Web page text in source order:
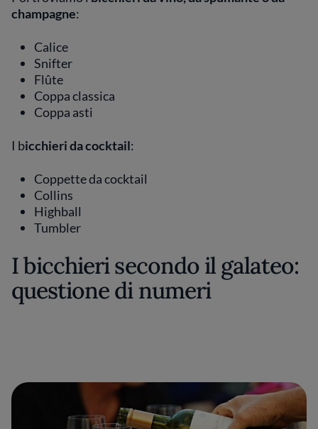
champagne:
Calice
Snifter
Flûte
Coppa classica
Coppa asti
I bicchieri da cocktail:
Coppette da cocktail
Collins
Highball
Tumbler
I bicchieri secondo il galateo:
questione di numeri